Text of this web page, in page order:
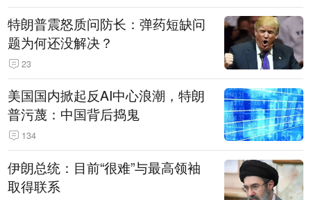
特朗普震怒质问防长：弹药短缺问
题为何还没解决？
23
美国国内掀起反AI中心浪潮，特朗
普污蔑：中国背后捣鬼
134
伊朗总统：目前“很难”与最高领袖
取得联系